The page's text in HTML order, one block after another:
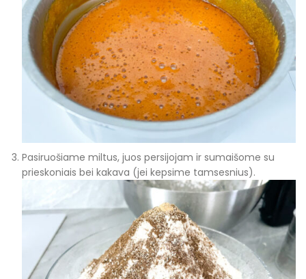
Pasiruošiame miltus, juos persijojam ir sumaišome su
prieskoniais bei kakava (jei kepsime tamsesnius).